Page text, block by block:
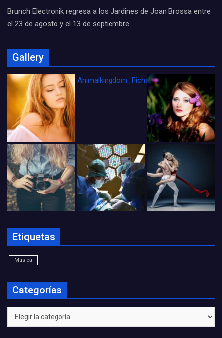
Brunch Electronik regresa a los Jardines de Joan Brossa entre
el 23 de agosto y el 13 de septiembre
Gallery
Animalkingdom_FichaCine
Etiquetas
Música
Categorías
Categorías